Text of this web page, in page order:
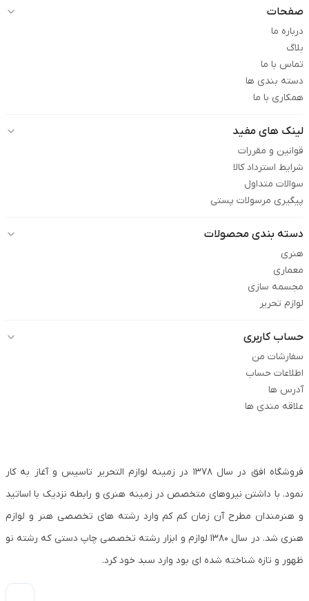
صفحات
درباره ما
بلاگ
تماس با ما
دسته بندی ها
همکاری با ما
لینک های مفید
قوانین و مقررات
شرایط استرداد کالا
سوالات متداول
پیگیری مرسولات پستی
دسته بندی محصولات
هنری
معماری
مجسمه سازی
لوازم تحریر
حساب کاربری
سفارشات من
اطلاعات حساب
آدرس ها
علاقه مندی ها
فروشگاه افق در سال ۱۳۷۸ در زمینه لوازم التحریر تاسیس و آغاز به کار
نمود. با داشتن نیروهای متخصص در زمینه هنری و رابطه نزدیک با اساتید
و هنرمندان مطرح آن زمان کم کم وارد رشته های تخصصی هنر و لوازم
هنری شد. در سال ۱۳۸۰ لوازم و ابزار رشته تخصصی چاپ دستی که رشته نو
ظهور و تازه شناخته شده ای بود وارد سبد خود کرد.